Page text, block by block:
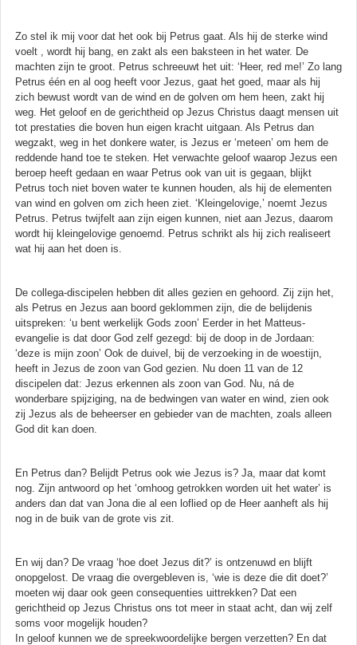
Zo stel ik mij voor dat het ook bij Petrus gaat. Als hij de sterke wind
voelt , wordt hij bang, en zakt als een baksteen in het water. De
machten zijn te groot. Petrus schreeuwt het uit: ‘Heer, red me!’ Zo lang
Petrus één en al oog heeft voor Jezus, gaat het goed, maar als hij
zich bewust wordt van de wind en de golven om hem heen, zakt hij
weg. Het geloof en de gerichtheid op Jezus Christus daagt mensen uit
tot prestaties die boven hun eigen kracht uitgaan. Als Petrus dan
wegzakt, weg in het donkere water, is Jezus er ‘meteen’ om hem de
reddende hand toe te steken. Het verwachte geloof waarop Jezus een
beroep heeft gedaan en waar Petrus ook van uit is gegaan, blijkt
Petrus toch niet boven water te kunnen houden, als hij de elementen
van wind en golven om zich heen ziet. ‘Kleingelovige,’ noemt Jezus
Petrus. Petrus twijfelt aan zijn eigen kunnen, niet aan Jezus, daarom
wordt hij kleingelovige genoemd. Petrus schrikt als hij zich realiseert
wat hij aan het doen is.
De collega-discipelen hebben dit alles gezien en gehoord. Zij zijn het,
als Petrus en Jezus aan boord geklommen zijn, die de belijdenis
uitspreken: ‘u bent werkelijk Gods zoon’ Eerder in het Matteus-
evangelie is dat door God zelf gezegd: bij de doop in de Jordaan:
‘deze is mijn zoon’ Ook de duivel, bij de verzoeking in de woestijn,
heeft in Jezus de zoon van God gezien. Nu doen 11 van de 12
discipelen dat: Jezus erkennen als zoon van God. Nu, ná de
wonderbare spijziging, na de bedwingen van water en wind, zien ook
zij Jezus als de beheerser en gebieder van de machten, zoals alleen
God dit kan doen.
En Petrus dan? Belijdt Petrus ook wie Jezus is? Ja, maar dat komt
nog. Zijn antwoord op het ‘omhoog getrokken worden uit het water’ is
anders dan dat van Jona die al een loflied op de Heer aanheft als hij
nog in de buik van de grote vis zit.
En wij dan? De vraag ‘hoe doet Jezus dit?’ is ontzenuwd en blijft
onopgelost. De vraag die overgebleven is, ‘wie is deze die dit doet?’
moeten wij daar ook geen consequenties uittrekken? Dat een
gerichtheid op Jezus Christus ons tot meer in staat acht, dan wij zelf
soms voor mogelijk houden?
In geloof kunnen we de spreekwoordelijke bergen verzetten? En dat